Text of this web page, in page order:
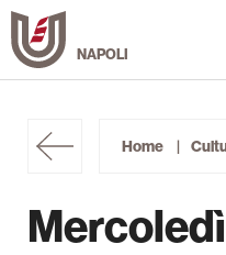
Vai
al
contenuto
Home
Sostienici